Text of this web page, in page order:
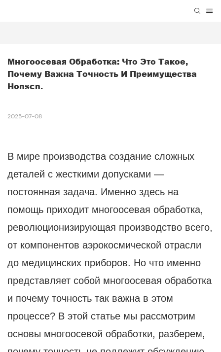
Многоосевая Обработка: Что Это Такое,
Почему Важна Точность И Преимущества
Honscn.
2025-07-08
В мире производства создание сложных
деталей с жесткими допусками —
постоянная задача. Именно здесь на
помощь приходит многоосевая обработка,
революционизирующая производство всего,
от компонентов аэрокосмической отрасли
до медицинских приборов. Но что именно
представляет собой многоосевая обработка
и почему точность так важна в этом
процессе? В этой статье мы рассмотрим
основы многоосевой обработки, разберем,